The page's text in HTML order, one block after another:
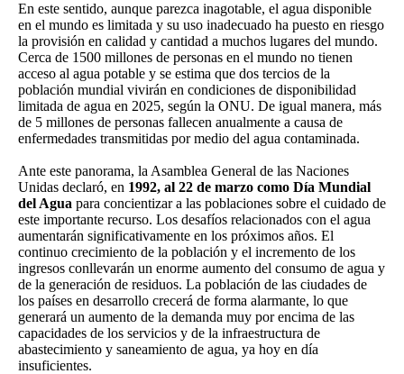
En este sentido, aunque parezca inagotable, el agua disponible
en el mundo es limitada y su uso inadecuado ha puesto en riesgo
la provisión en calidad y cantidad a muchos lugares del mundo.
Cerca de 1500 millones de personas en el mundo no tienen
acceso al agua potable y se estima que dos tercios de la
población mundial vivirán en condiciones de disponibilidad
limitada de agua en 2025, según la ONU. De igual manera, más
de 5 millones de personas fallecen anualmente a causa de
enfermedades transmitidas por medio del agua contaminada.
Ante este panorama, la Asamblea General de las Naciones
Unidas declaró, en 1992, al 22 de marzo como Día Mundial
del Agua para concientizar a las poblaciones sobre el cuidado de
este importante recurso. Los desafíos relacionados con el agua
aumentarán significativamente en los próximos años. El
continuo crecimiento de la población y el incremento de los
ingresos conllevarán un enorme aumento del consumo de agua y
de la generación de residuos. La población de las ciudades de
los países en desarrollo crecerá de forma alarmante, lo que
generará un aumento de la demanda muy por encima de las
capacidades de los servicios y de la infraestructura de
abastecimiento y saneamiento de agua, ya hoy en día
insuficientes.